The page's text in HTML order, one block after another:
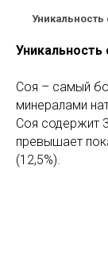
Уникальность
Уникальность
Соя – самый
минералами
Соя содержит
превышает
(12,5%).